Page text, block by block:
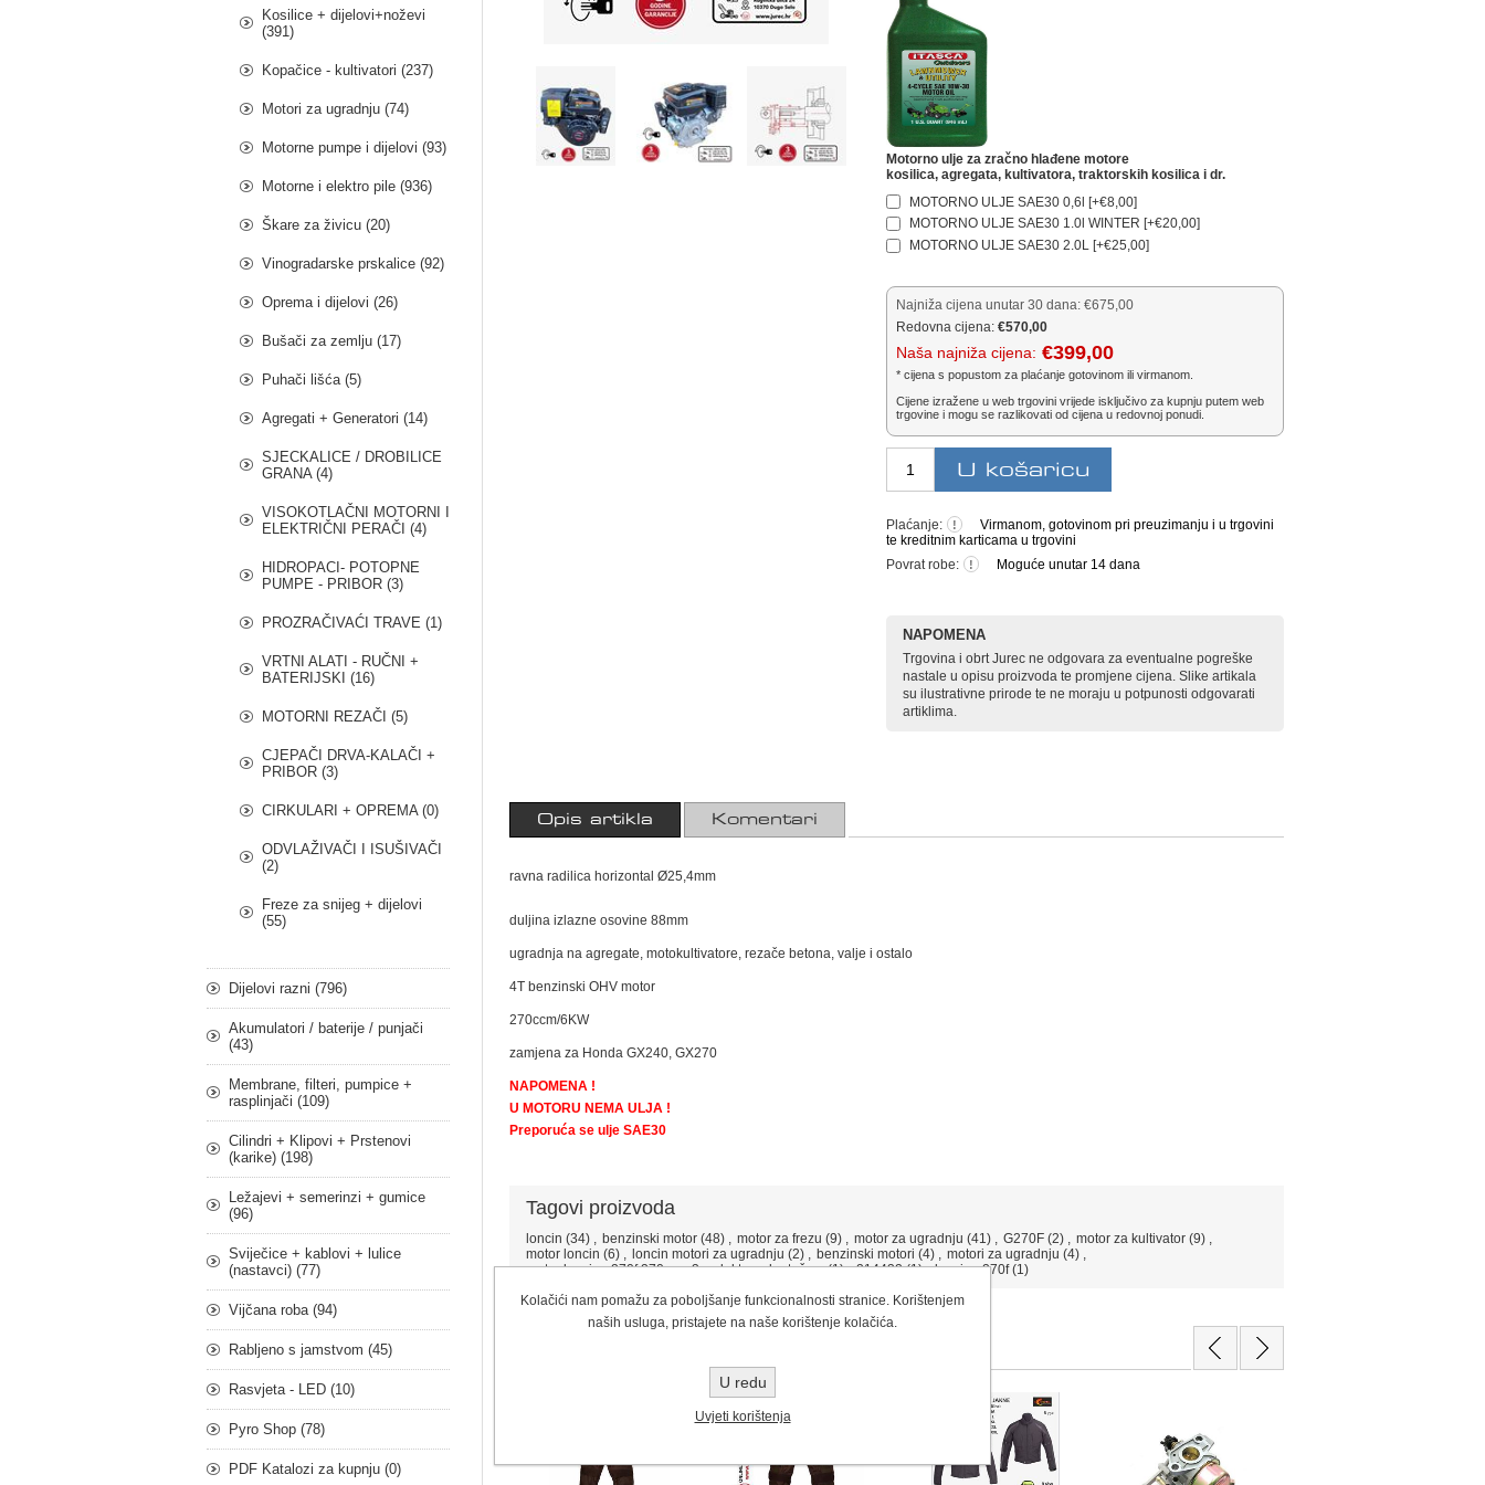
Motorno ulje za zračno hlađene motore
kosilica, agregata, kultivatora, traktorskih kosilica i dr.
MOTORNO ULJE SAE30 0,6l [+€8,00]
MOTORNO ULJE SAE30 1.0l WINTER [+€20,00]
MOTORNO ULJE SAE30 2.0L [+€25,00]
Najniža cijena unutar 30 dana: €675,00
Redovna cijena: €570,00
Naša najniža cijena: €399,00
* cijena s popustom za plaćanje gotovinom ili virmanom.
Cijene izražene u web trgovini vrijede isključivo za kupnju putem web
trgovine i mogu se razlikovati od cijena u redovnoj ponudi.
Plaćanje: !
Virmanom, gotovinom pri preuzimanju i u trgovini
te kreditnim karticama u trgovini
Povrat robe:
! Moguće unutar 14 dana
NAPOMENA
Trgovina i obrt Jurec ne odgovara za eventualne pogreške
nastale u opisu proizvoda te promjene cijena. Slike artikala
su ilustrativne prirode te ne moraju u potpunosti odgovarati
artiklima.
Opis artikla Komentari
ravna radilica horizontal Ø25,4mm
duljina izlazne osovine 88mm
ugradnja na agregate, motokultivatore, rezače betona, valje i ostalo
4T benzinski OHV motor
270ccm/6KW
zamjena za Honda GX240, GX270
NAPOMENA !
U MOTORU NEMA ULJA !
Preporuća se ulje SAE30
Tagovi proizvoda
loncin (34) benzinski motor (48) motor za frezu (9) motor za ugradnju (41) G270F (2) motor za kultivator (9)
motor loncin (6) loncin motori za ugradnju (2) benzinski motori (4) motori za ugradnju (4)
motor loncin g270f 270 ccm3 s elektropokretačem (1) , 214432 (1) , loncin g270f (1)
Kosilice + dijelovi+noževi
(391)
Kopačice - kultivatori (237)
Motori za ugradnju (74)
Motorne pumpe i dijelovi (93)
Motorne i elektro pile (936)
Škare za živicu (20)
Vinogradarske prskalice (92)
Oprema i dijelovi (26)
Bušači za zemlju (17)
Puhači lišća (5)
Agregati + Generatori (14)
SJECKALICE / DROBILICE
GRANA (4)
VISOKOTLAČNI MOTORNI I
ELEKTRIČNI PERAČI (4)
HIDROPACI- POTOPNE
PUMPE - PRIBOR (3)
PROZRAČIVAĆI TRAVE (1)
VRTNI ALATI - RUČNI +
BATERIJSKI (16)
MOTORNI REZAČI (5)
CJEPAČI DRVA-KALAČI +
PRIBOR (3)
CIRKULARI + OPREMA (0)
ODVLAŽIVAČI I ISUŠIVAČI
(2)
Freze za snijeg + dijelovi
(55)
Dijelovi razni (796)
Akumulatori / baterije / punjači
(43)
Membrane, filteri, pumpice +
rasplinjači (109)
Cilindri + Klipovi + Prstenovi
(karike) (198)
Ležajevi + semerinzi + gumice
(96)
Sviječice + kablovi + lulice
(nastavci) (77)
Vijčana roba (94)
Rabljeno s jamstvom (45)
Rasvjeta - LED (10)
Pyro Shop (78)
PDF Katalozi za kupnju (0)
Kolačići nam pomažu za poboljšanje funkcionalnosti stranice. Korištenjem
naših usluga, pristajete na naše korištenje kolačića.
U redu
Uvjeti korištenja